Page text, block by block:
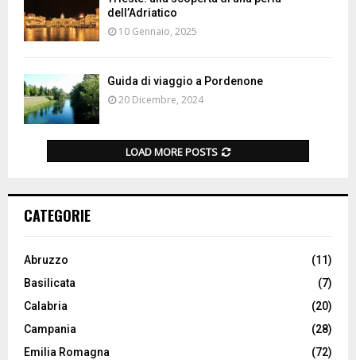
dell’Adriatico
10 Gennaio, 2025
Guida di viaggio a Pordenone
20 Dicembre, 2024
LOAD MORE POSTS
CATEGORIE
Abruzzo
(11)
Basilicata
(7)
Calabria
(20)
Campania
(28)
Emilia Romagna
(72)